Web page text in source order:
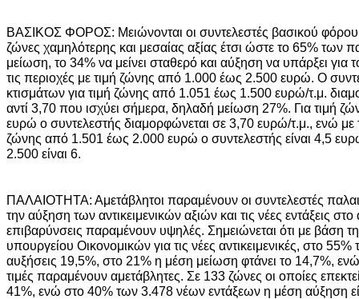
ΒΑΣΙΚΟΣ ΦΟΡΟΣ: Μειώνονται οι συντελεστές βασικού φόρου
ζώνες χαμηλότερης και μεσαίας αξίας έτσι ώστε το 65% των
μείωση, το 34% να μείνει σταθερό και αύξηση να υπάρξει για
τις περιοχές με τιμή ζώνης από 1.000 έως 2.500 ευρώ. Ο
κτισμάτων για τιμή ζώνης από 1.051 έως 1.500 ευρώ/τ.μ.
αντί 3,70 που ισχύει σήμερα, δηλαδή μείωση 27%. Για τιμή
ευρώ ο συντελεστής διαμορφώνεται σε 3,70 ευρώ/τ.μ., ενώ με
ζώνης από 1.501 έως 2.000 ευρώ ο συντελεστής είναι 4,5
2.500 είναι 6.
ΠΑΛΑΙΟΤΗΤΑ: Αμετάβλητοι παραμένουν οι συντελεστές
την αύξηση των αντικειμενικών αξιών και τις νέες εντάξεις στο
επιβαρύνσεις παραμένουν υψηλές. Σημειώνεται ότι με βάση
υπουργείου Οικονομικών για τις νέες αντικειμενικές, στο
αυξήσεις 19,5%, στο 21% η μέση μείωση φτάνει το 14,7%,
τιμές παραμένουν αμετάβλητες. Σε 133 ζώνες οι οποίες
41%, ενώ στο 40% των 3.478 νέων εντάξεων η μέση αύξηση